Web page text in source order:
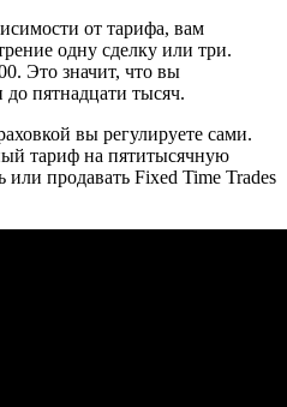
от тарифа, вам
одну сделку или три.
Это значит, что вы
до пятнадцати тысяч.
вы регулируете сами.
тариф на пятитысячную
или продавать Fixed Time Trades